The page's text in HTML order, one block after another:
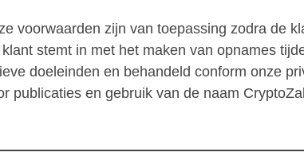
voorwaarden zijn van toepassing zodra de
stemt in met het maken van opnames
doeleinden en behandeld conform onze
publicaties en gebruik van de naam